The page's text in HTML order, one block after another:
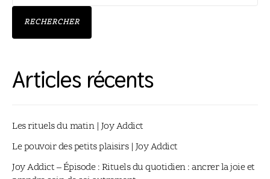
RECHERCHER
Articles récents
Les rituels du matin | Joy Addict
Le pouvoir des petits plaisirs | Joy Addict
Joy Addict – Épisode : Rituels du quotidien : ancrer la joie et